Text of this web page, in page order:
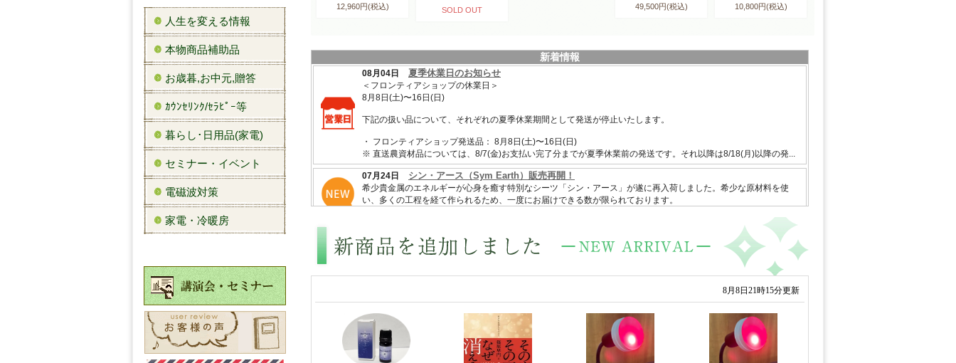
人生を変える情報
本物商品補助品
お歳暮,お中元,贈答
ｶｳﾝｾﾘﾝｸ/ｾﾗﾋﾟｰ等
暮らし･日用品(家電)
セミナー・イベント
電磁波対策
家電・冷暖房
NEX(ネックス)
12,960円(税込)
【キャンペーン】
SOLD OUT
ットRH-3000
49,500円(税込)
ダー還元水・ソマチッド
10,800円(税込)